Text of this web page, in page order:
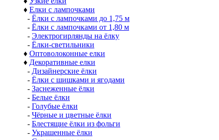
♦ Елки с лампочками
- Ёлки с лампочками до 1,75 м
- Ёлки с лампочками от 1,80 м
- Электрогирлянды на ёлку
- Ёлки-светильники
♦ Оптоволоконные елки
♦ Декоративные елки
- Дизайнерские ёлки
- Ёлки с шишками и ягодами
- Заснеженные ёлки
- Белые ёлки
- Голубые ёлки
- Чёрные и цветные ёлки
- Блестящие ёлки из фольги
- Украшенные ёлки